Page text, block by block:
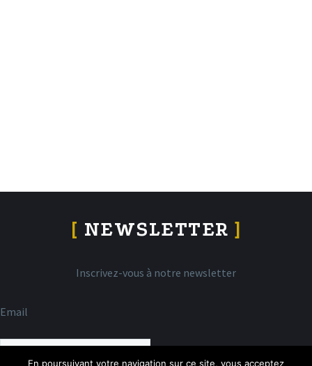
[ NEWSLETTER ]
Inscrivez-vous à notre newsletter
Email
En poursuivant votre navigation sur ce site, vous acceptez